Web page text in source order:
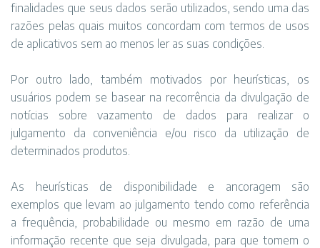
finalidades que seus dados serão utilizados, sendo uma das
razões pelas quais muitos concordam com termos de usos
de aplicativos sem ao menos ler as suas condições.
Por outro lado, também motivados por heurísticas, os
usuários podem se basear na recorrência da divulgação de
notícias sobre vazamento de dados para realizar o
julgamento da conveniência e/ou risco da utilização de
determinados produtos.
As heurísticas de disponibilidade e ancoragem são
exemplos que levam ao julgamento tendo como referência
a frequência, probabilidade ou mesmo em razão de uma
informação recente que seja divulgada, para que tomem o